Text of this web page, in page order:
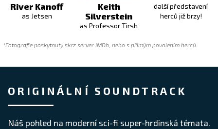
River Kanoff
as Jetsen
Keith
Silverstein
as Professor Tirsh
další představení
herců již brzy!
*Fotografie poskytnuty skrz server IMDb, nebo s přímým povolením herců.
ORIGINÁLNÍ SOUNDTRACK
Náš pohled na moderní sci-fi super-hrdinská témata.